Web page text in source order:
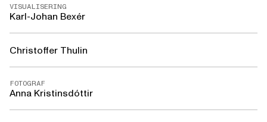
VISUALISERING
Karl-Johan Bexér
Christoffer Thulin
FOTOGRAF
Anna Kristinsdóttir